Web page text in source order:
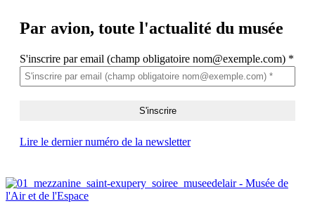
Par avion, toute l'actualité du musée
S'inscrire par email (champ obligatoire nom@exemple.com) *
Lire le dernier numéro de la newsletter